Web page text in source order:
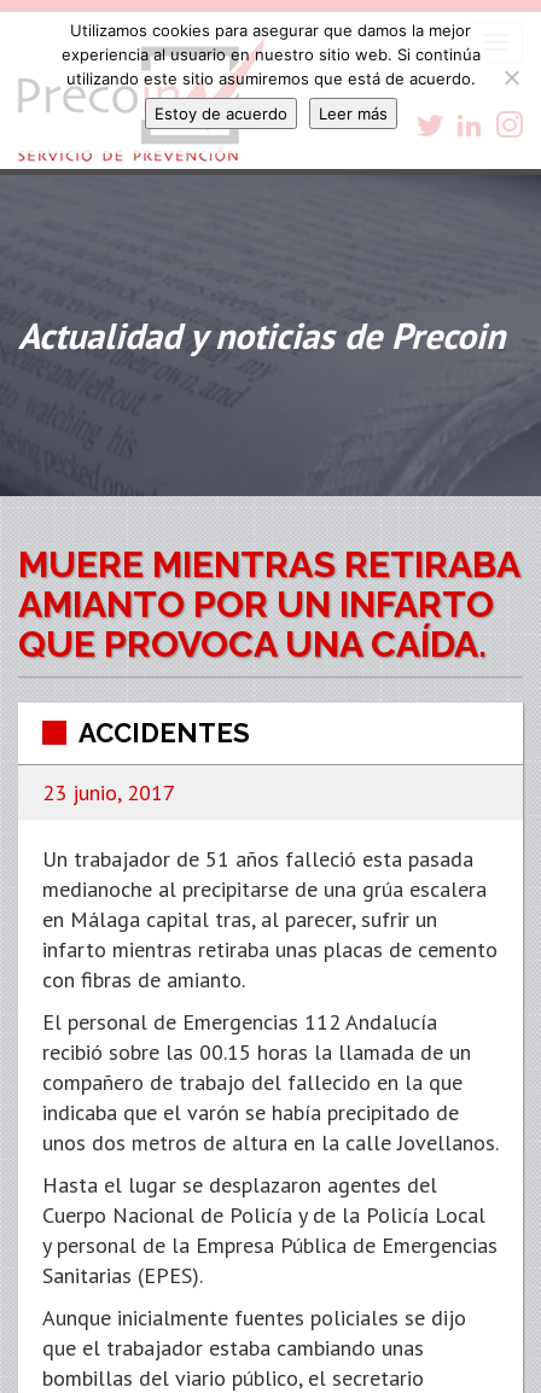
Actualidad y noticias de Precoin
MUERE MIENTRAS RETIRABA
AMIANTO POR UN INFARTO
QUE PROVOCA UNA CAÍDA.
ACCIDENTES
23 junio, 2017
Un trabajador de 51 años falleció esta pasada
medianoche al precipitarse de una grúa escalera
en Málaga capital tras, al parecer, sufrir un
infarto mientras retiraba unas placas de cemento
con fibras de amianto.
El personal de Emergencias 112 Andalucía
recibió sobre las 00.15 horas la llamada de un
compañero de trabajo del fallecido en la que
indicaba que el varón se había precipitado de
unos dos metros de altura en la calle Jovellanos.
Hasta el lugar se desplazaron agentes del
Cuerpo Nacional de Policía y de la Policía Local
y personal de la Empresa Pública de Emergencias
Sanitarias (EPES).
Aunque inicialmente fuentes policiales se dijo
que el trabajador estaba cambiando unas
bombillas del viario público, el secretario
Utilizamos cookies para asegurar que damos la mejor
experiencia al usuario en nuestro sitio web. Si continúa
utilizando este sitio asumiremos que está de acuerdo.
Estoy de acuerdo
Leer más